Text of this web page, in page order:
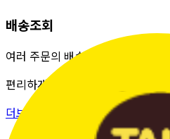
배송조회
여러 주문의 배송 상태를 한 화면에서
편리하게 조회할 수 있습니다.
더보기 >